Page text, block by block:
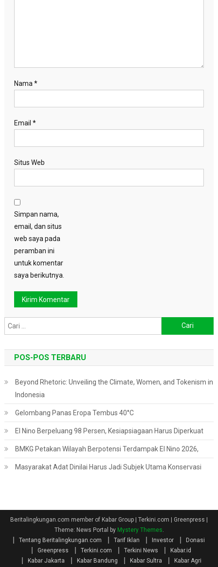
Nama *
Email *
Situs Web
Simpan nama,
email, dan situs
web saya pada
peramban ini
untuk komentar
saya berikutnya.
untuk:
POS-POS TERBARU
Beyond Rhetoric: Unveiling the Climate, Women, and Tokenism in
Indonesia
Gelombang Panas Eropa Tembus 40°C
El Nino Berpeluang 98 Persen, Kesiapsiagaan Harus Diperkuat
BMKG Petakan Wilayah Berpotensi Terdampak El Nino 2026,
Masyarakat Adat Dinilai Harus Jadi Subjek Utama Konservasi
Beritalingkungan.com member of Kabar Group | Terkini.com | Greenpress |
Theme: News Portal by Mystery Themes
Tentang Beritalingkungan.com
Tarif Iklan Investor
Donasi
Greenpress
Terkini.com Terkini News
Kabar.id
Kabar Jakarta
Kabar Bandung Kabar Sultra Kabar Agri